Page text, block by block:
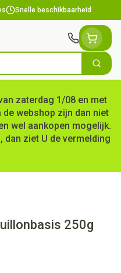
Snelle beschikbaarheid
Zoek
zaterdag 1/08 en met
webshop zijn dan niet
wel aankopen mogelijk.
ziet U de vermelding
250g